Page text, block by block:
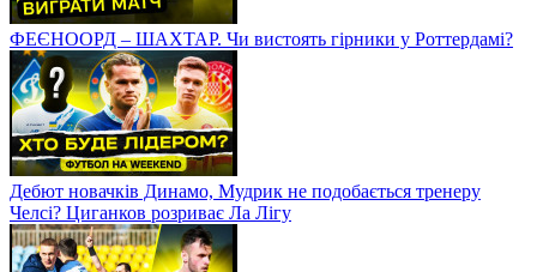
ФЕЄНООРД – ШАХТАР. Чи вистоять гірники у Роттердамі?
Дебют новачків Динамо, Мудрик не подобається тренеру
Челсі? Циганков розриває Ла Лігу